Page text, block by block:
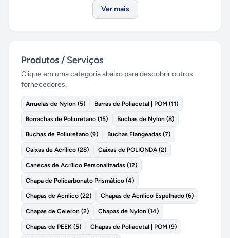
Ver mais
Produtos / Serviços
Clique em uma categoria abaixo para descobrir outros
fornecedores.
Arruelas de Nylon (5) Barras de Poliacetal | POM (11)
Borrachas de Poliuretano (15) Buchas de Nylon (8)
Buchas de Poliuretano (9) Buchas Flangeadas (7)
Caixas de Acrílico (28) Caixas de POLIONDA(2)
Canecas de Acrílico Personalizadas (12)
Chapa de Policarbonato Prismático (4)
Chapas de Acrílico (22) Chapas de Acrílico Espelhado (6)
Chapas de Celeron (2) Chapas de Nylon (14)
Chapas de PEEK (5) Chapas de Poliacetal | POM (9)